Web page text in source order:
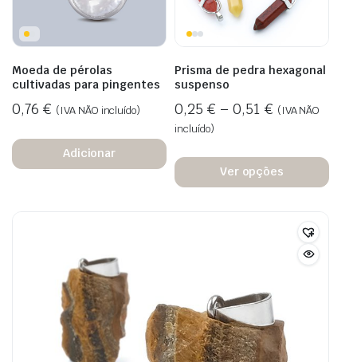
Moeda de pérolas
cultivadas para pingentes
0,76 € (IVA NÃO incluído)
Adicionar
Prisma de pedra hexagonal
suspenso
0,25 € – 0,51 € (IVA NÃO
incluído)
Ver opções